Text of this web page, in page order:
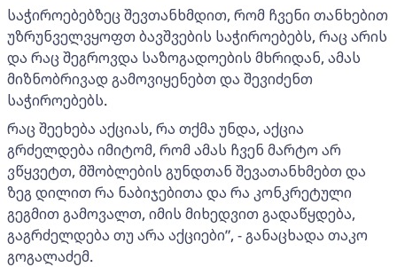
საჭიროებებზეც შევთანხმდით, რომ ჩვენი თანხებით
უზრუნველვყოფთ ბავშვების საჭიროებებს, რაც არის
და რაც შეგროვდა საზოგადოების მხრიდან, ამას
მიზნობრივად გამოვიყენებთ და შევიძენთ
საჭიროებებს.
რაც შეეხება აქციას, რა თქმა უნდა, აქცია
გრძელდება იმიტომ, რომ ამას ჩვენ მარტო არ
ვწყვეტთ, მშობლების გუნდთან შევათანხმებთ და
ზეგ დილით რა ნაბიჯებითა და რა კონკრეტული
გეგმით გამოვალთ, იმის მიხედვით გადაწყდება,
გაგრძელდება თუ არა აქციები”, - განაცხადა თაკო
გოგალაძემ.